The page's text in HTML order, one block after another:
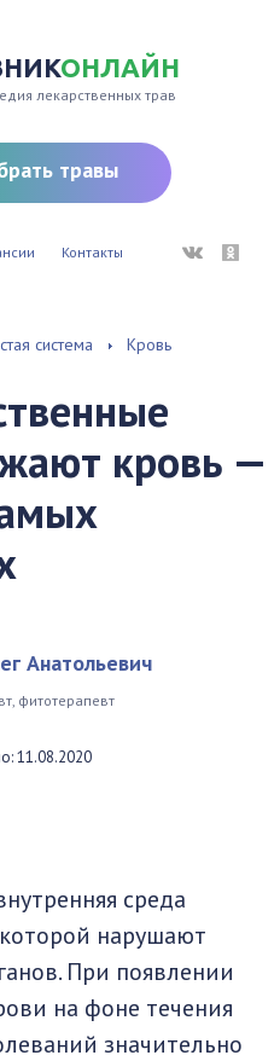
ОНЛАЙН
лекарственных трав
травы
Контакты ВКонтакте
система Кровь
кровь —
Анатольевич
фитотерапевт
11.08.2020
среда
нарушают
При появлении
на фоне течения
значительно